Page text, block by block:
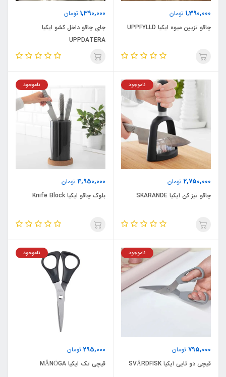
1,390,000 تومان
چاقو تزیین میوه ایکیا UPPFYLLD
1,390,000 تومان
جای چاقو داخل کشو ایکیا
UPPDATERA
2,750,000 تومان
ناموجود
چاقو تیز کن ایکیا SKARANDE
4,950,000تومان
ناموجود
بلوک چاقو ایکیا Knife Block
795,000 تومان
ناموجود
قیچی دو تایی ایکیا SVÄRDFISK
295,000 تومان
ناموجود
قیچی تک ایکیا MÅNÖGA